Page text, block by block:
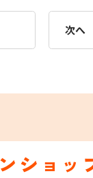
次へ
ショッ